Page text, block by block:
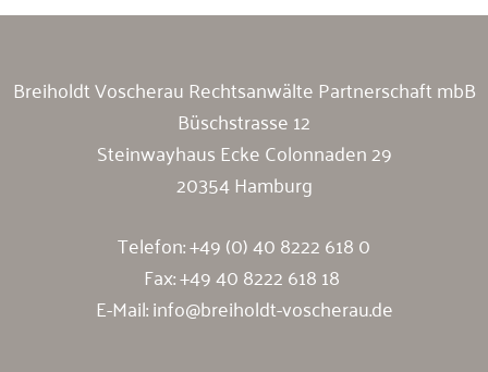
Breiholdt Voscherau Rechtsanwälte Partnerschaft mbB
Büschstrasse 12
Steinwayhaus Ecke Colonnaden 29
20354 Hamburg
Telefon:+49 (0) 40 8222 618 0
Fax: +49 40 8222 618 18
E-Mail:info@breiholdt-voscherau.de